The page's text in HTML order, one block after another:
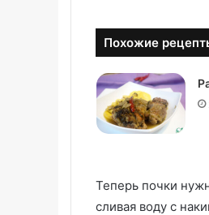
Похожие
Теперь почки
сливая воду с